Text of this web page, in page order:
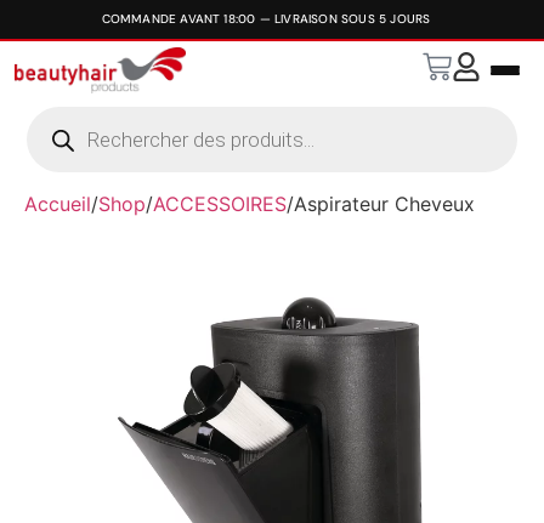
Accueil/Shop/ACCESSOIRES/Aspirateur Cheveux